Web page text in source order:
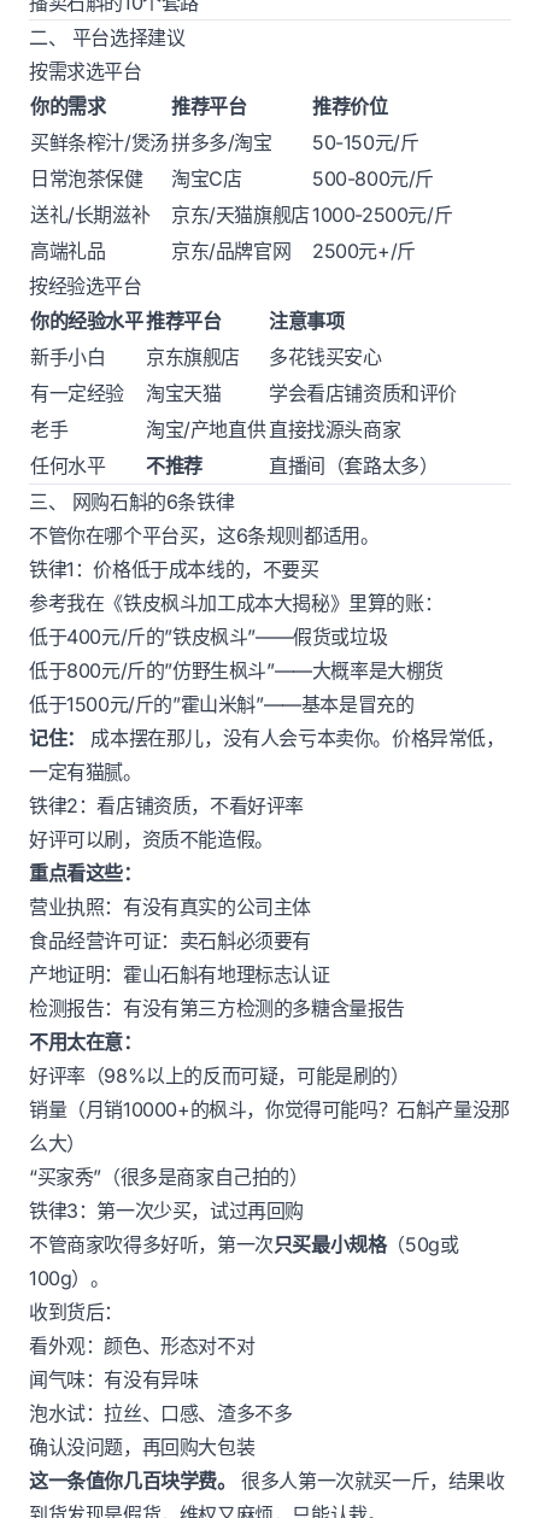
二、 平台选择建议
按需求选平台
你的需求
推荐平台
推荐价位
买鲜条榨汁/煲汤拼多多/淘宝
50-150元/斤
日常泡茶保健
淘宝C店
500-800元/斤
送礼/长期滋补
京东/天猫旗舰店1000-2500元/斤
高端礼品
京东/品牌官网
2500元+/斤
按经验选平台
你的经验水平推荐平台
注意事项
新手小白
京东旗舰店
多花钱买安心
有一定经验
淘宝天猫
学会看店铺资质和评价
老手
淘宝/产地直供直接找源头商家
任何水平
不推荐
直播间（套路太多）
三、 网购石斛的6条铁律
不管你在哪个平台买，这6条规则都适用。
铁律1：价格低于成本线的，不要买
参考我在《铁皮枫斗加工成本大揭秘》里算的账：
低于400元/斤的”铁皮枫斗”——假货或垃圾
低于800元/斤的”仿野生枫斗”——大概率是大棚货
低于1500元/斤的”霍山米斛”——基本是冒充的
记住：
成本摆在那儿，没有人会亏本卖你。价格异常低，
一定有猫腻。
铁律2：看店铺资质，不看好评率
好评可以刷，资质不能造假。
重点看这些：
营业执照：有没有真实的公司主体
食品经营许可证：卖石斛必须要有
产地证明：霍山石斛有地理标志认证
检测报告：有没有第三方检测的多糖含量报告
不用太在意：
好评率（98%以上的反而可疑，可能是刷的）
销量（月销10000+的枫斗，你觉得可能吗？石斛产量没那
么大）
“买家秀”（很多是商家自己拍的）
铁律3：第一次少买，试过再回购
不管商家吹得多好听，第一次只买最小规格（50g或
100g）。
收到货后：
看外观：颜色、形态对不对
闻气味：有没有异味
泡水试：拉丝、口感、渣多不多
确认没问题，再回购大包装
这一条值你几百块学费。
很多人第一次就买一斤，结果收